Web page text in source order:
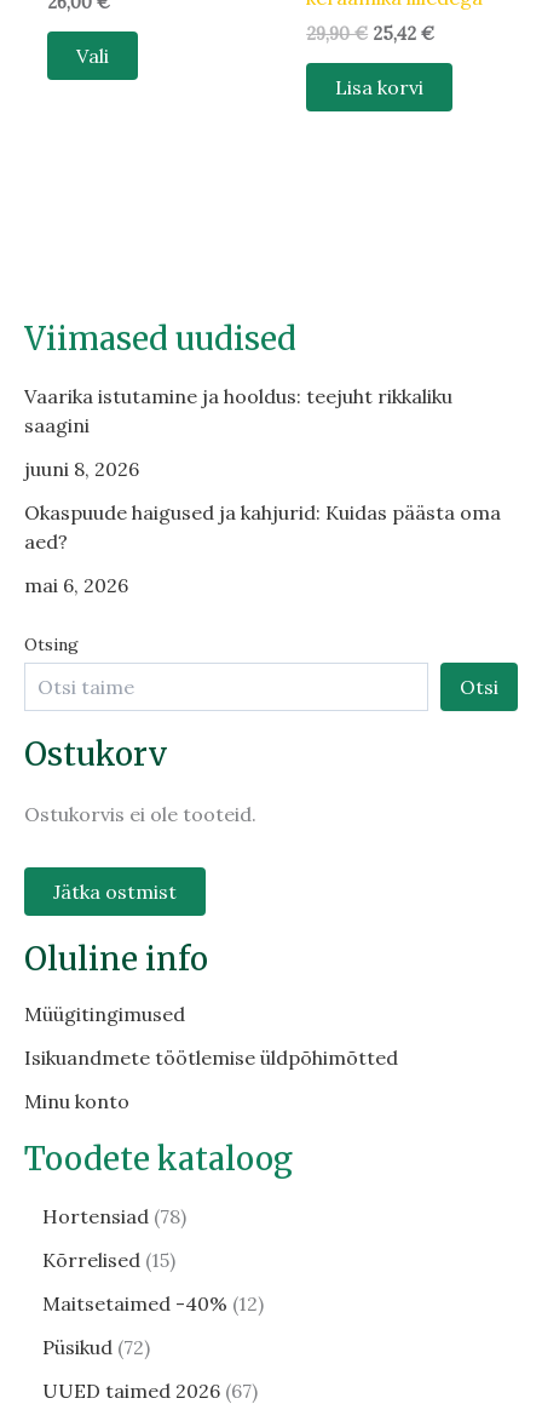
Viimased uudised
Vaarika istutamine ja hooldus: teejuht rikkaliku
saagini
juuni 8, 2026
Okaspuude haigused ja kahjurid: Kuidas päästa oma
aed?
mai 6, 2026
Otsing
Otsi
Ostukorv
Ostukorvis ei ole tooteid.
Jätka ostmist
Oluline info
Müügitingimused
Isikuandmete töötlemise üldpõhimõtted
Minu konto
Toodete kataloog
Hortensiad 78
Kõrrelised 15
Maitsetaimed -40% 12
Püsikud 72
UUED taimed 2026 67
Vali
29,90€ 25,42€
Lisa korvi